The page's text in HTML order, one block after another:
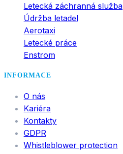
Letecká záchranná služba
Údržba letadel
Aerotaxi
Letecké práce
Enstrom
INFORMACE
O nás
Kariéra
Kontakty
GDPR
Whistleblower protection